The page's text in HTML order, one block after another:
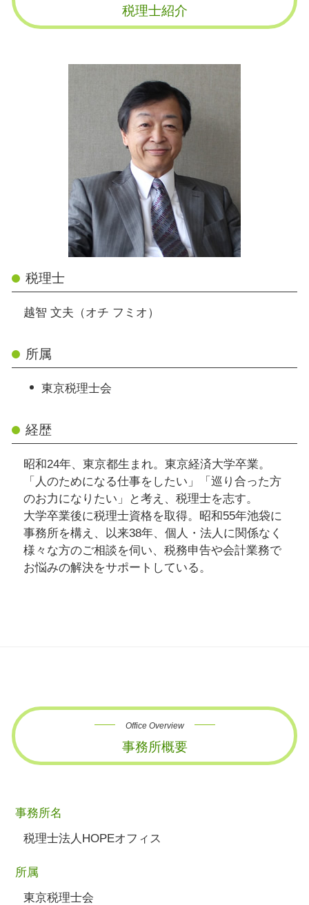
税理士紹介
税理士
越智 文夫（オチ フミオ）
所属
東京税理士会
経歴
昭和24年、東京都生まれ。東京経済大学卒業。
「人のためになる仕事をしたい」「巡り合った方
のお力になりたい」と考え、税理士を志す。
大学卒業後に税理士資格を取得。昭和55年池袋に
事務所を構え、以来38年、個人・法人に関係なく
様々な方のご相談を伺い、税務申告や会計業務で
お悩みの解決をサポートしている。
Office Overview
事務所概要
事務所名
税理士法人HOPEオフィス
所属
東京税理士会